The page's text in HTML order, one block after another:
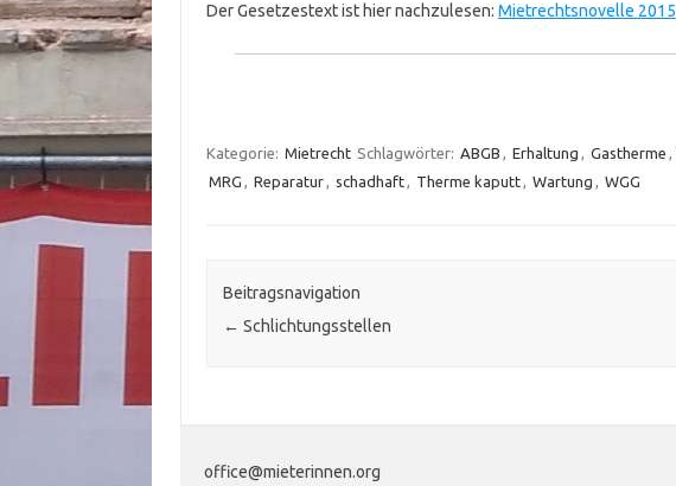
Der Gesetzestext ist hier nachzulesen: Mietrechtsnovelle 2015
Kategorie: Mietrecht Schlagwörter: ABGB , Erhaltung , Gastherme ,
MRG , Reparatur, schadhaft, Therme kaputt, Wartung , WGG
Beitragsnavigation
← Schlichtungsstellen
office@mieterinnen.org